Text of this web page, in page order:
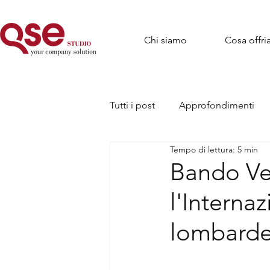
Chi siamo Cosa
Tutti i post Approfondimenti
Bando
Tempo di lettura: 5 min